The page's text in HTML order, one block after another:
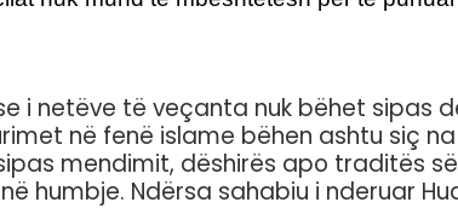
netëve të veçanta nuk bëhet sipas
në fenë islame bëhen ashtu siç
mendimit, dëshirës apo traditës
humbje. Ndërsa sahabiu i nderuar